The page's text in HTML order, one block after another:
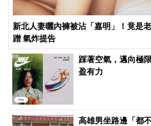
新北人妻曬內褲被沾「嘉明」！竟是
蹭 氣炸提告
踩著空氣，邁向極
盈有力
PR
高雄男坐路邊「都